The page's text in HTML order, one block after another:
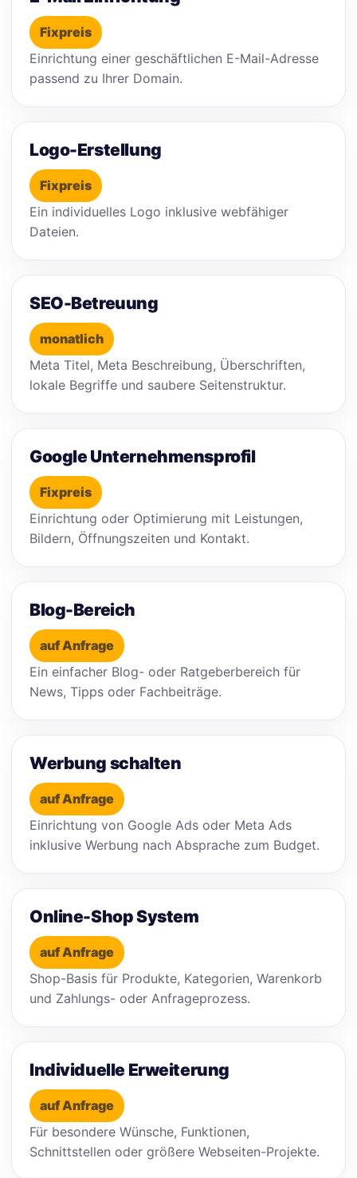
Fixpreis
Einrichtung einer geschäftlichen E-Mail-Adresse
passend zu Ihrer Domain.
Logo-Erstellung
Fixpreis
Ein individuelles Logo inklusive webfähiger
Dateien.
SEO-Betreuung
monatlich
Meta Titel, Meta Beschreibung, Überschriften,
lokale Begriffe und saubere Seitenstruktur.
Google Unternehmensprofil
Fixpreis
Einrichtung oder Optimierung mit Leistungen,
Bildern, Öffnungszeiten und Kontakt.
Blog-Bereich
auf Anfrage
Ein einfacher Blog- oder Ratgeberbereich für
News, Tipps oder Fachbeiträge.
Werbung schalten
auf Anfrage
Einrichtung von Google Ads oder Meta Ads
inklusive Werbung nach Absprache zum Budget.
Online-Shop System
auf Anfrage
Shop-Basis für Produkte, Kategorien, Warenkorb
und Zahlungs- oder Anfrageprozess.
Individuelle Erweiterung
auf Anfrage
Für besondere Wünsche, Funktionen,
Schnittstellen oder größere Webseiten-Projekte.